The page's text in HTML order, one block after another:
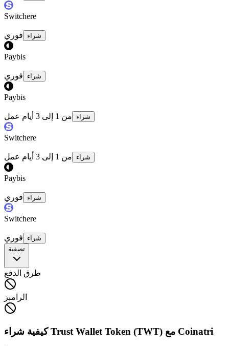
Switchere
فوري شراء
Paybis
فوري شراء
Paybis
من 1 إلى 3 أيام عمل شراء
Switchere
من 1 إلى 3 أيام عمل شراء
Paybis
فوري شراء
Switchere
فوري
شراء
تصفية
طرق الدفع
الرامبز
كيفية شراء Trust Wallet Token (TWT) مع Coinatri